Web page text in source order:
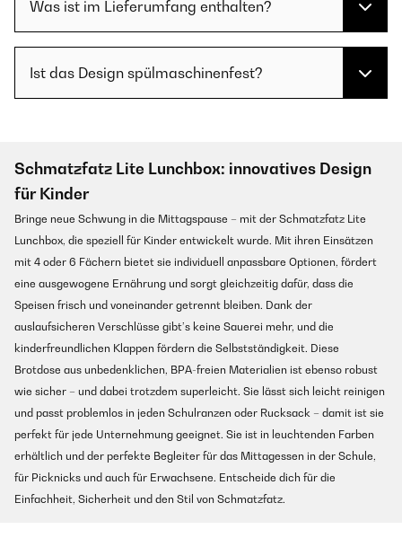
Was ist im Lieferumfang enthalten?
Ist das Design spülmaschinenfest?
Schmatzfatz Lite Lunchbox: innovatives Design
für Kinder
Bringe neue Schwung in die Mittagspause – mit der Schmatzfatz Lite
Lunchbox, die speziell für Kinder entwickelt wurde. Mit ihren Einsätzen
mit 4 oder 6 Fächern bietet sie individuell anpassbare Optionen, fördert
eine ausgewogene Ernährung und sorgt gleichzeitig dafür, dass die
Speisen frisch und voneinander getrennt bleiben. Dank der
auslaufsicheren Verschlüsse gibt’s keine Sauerei mehr, und die
kinderfreundlichen Klappen fördern die Selbstständigkeit. Diese
Brotdose aus unbedenklichen, BPA-freien Materialien ist ebenso robust
wie sicher – und dabei trotzdem superleicht. Sie lässt sich leicht reinigen
und passt problemlos in jeden Schulranzen oder Rucksack – damit ist sie
perfekt für jede Unternehmung geeignet. Sie ist in leuchtenden Farben
erhältlich und der perfekte Begleiter für das Mittagessen in der Schule,
für Picknicks und auch für Erwachsene. Entscheide dich für die
Einfachheit, Sicherheit und den Stil von Schmatzfatz.